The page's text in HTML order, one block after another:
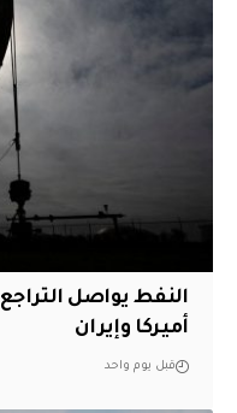
النفط يواصل
أميركا وإيران
قبل يوم واحد